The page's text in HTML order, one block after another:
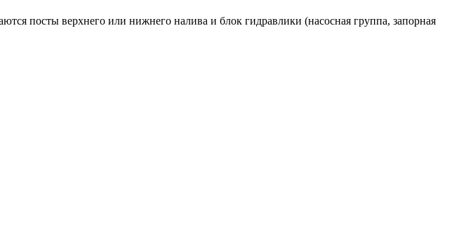
посты верхнего или нижнего налива и блок гидравлики (насосная группа, запорная